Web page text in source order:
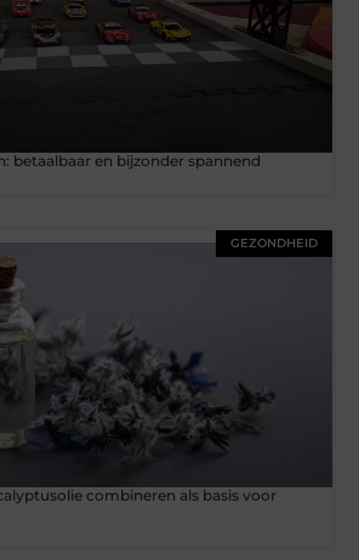
betaalbaar en bijzonder spannend
GEZONDHEID
combineren als basis voor